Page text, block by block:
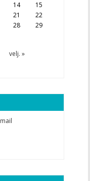
velj. »
14
15
21
22
28
29
mail